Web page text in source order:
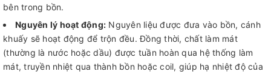
bên trong bồn.
Nguyên lý hoạt động: Nguyên liệu được đưa vào bồn, cánh
khuấy sẽ hoạt động để trộn đều. Đồng thời, chất làm mát
(thường là nước hoặc dầu) được tuần hoàn qua hệ thống làm
mát, truyền nhiệt qua thành bồn hoặc coil, giúp hạ nhiệt độ của